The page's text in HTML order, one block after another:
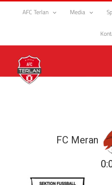
Zum
AFC Terlan Media
FC Meran